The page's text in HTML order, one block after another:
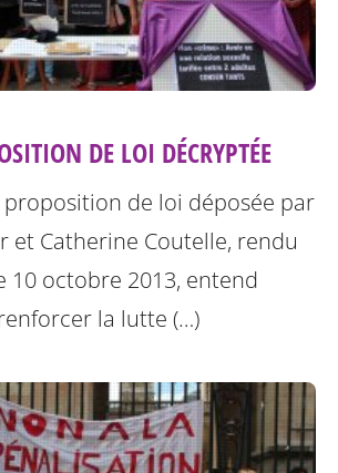
DE LOI DÉCRYPTÉE
proposition de loi déposée par
et Catherine Coutelle, rendu
10 octobre 2013, entend
la lutte (…)